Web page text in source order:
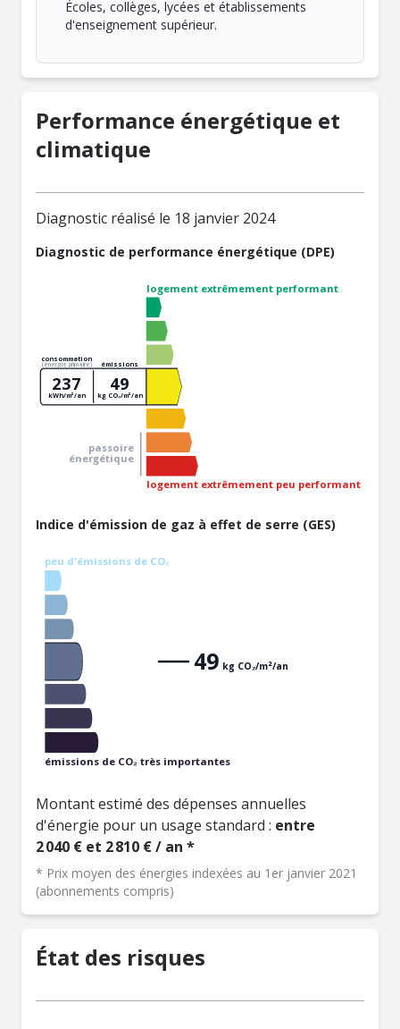
Écoles, collèges, lycées et établissements
d'enseignement supérieur.
Performance énergétique et
climatique
Diagnostic réalisé le 18 janvier 2024
Diagnostic de performance énergétique (DPE)
logement extrêmement performant
logement extrêmement peu performant
passoire
énergétique
consommation
(énergie primaire) émissions
237
kWh/m²/an
49
kg CO₂/m²/an
Indice d'émission de gaz à effet de serre (GES)
peu d'émissions de CO₂
émissions de CO₂ très importantes
49 kg CO₂/m²/an
Montant estimé des dépenses annuelles
d'énergie pour un usage standard : entre
2 040 € et 2 810 € / an *
* Prix moyen des énergies indexées au 1er janvier 2021
(abonnements compris)
État des risques